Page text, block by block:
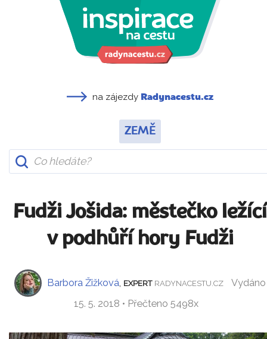
na zájezdy Radynacestu.cz
ZEMĚ
Fudži Jošida: městečko ležící
v podhůří hory Fudži
Barbora Žižková EXPERT RADYNACESTU.CZ
Vydáno
15. 5. 2018 • Přečteno 5498x